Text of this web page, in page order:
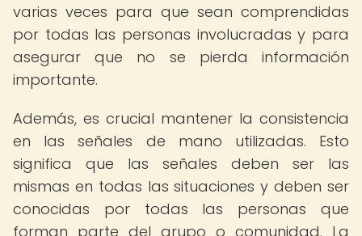
varias veces para que sean comprendidas
por todas las personas involucradas y para
asegurar que no se pierda información
importante.
Además, es crucial mantener la consistencia
en las señales de mano utilizadas. Esto
significa que las señales deben ser las
mismas en todas las situaciones y deben ser
conocidas por todas las personas que
forman parte del grupo o comunidad. La